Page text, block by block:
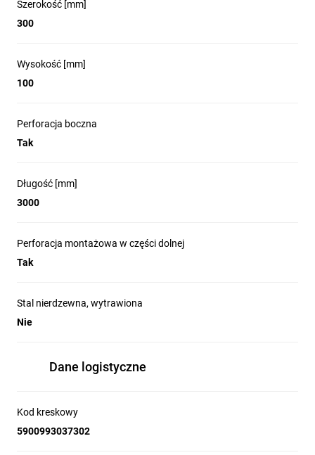
Szerokość [mm]
300
Wysokość [mm]
100
Perforacja boczna
Tak
Długość [mm]
3000
Perforacja montażowa w części dolnej
Tak
Stal nierdzewna, wytrawiona
Nie
Dane logistyczne
Kod kreskowy
5900993037302